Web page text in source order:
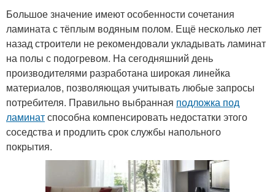
Большое значение имеют особенности сочетания
ламината с тёплым водяным полом. Ещё несколько лет
назад строители не рекомендовали укладывать ламинат
на полы с подогревом. На сегодняшний день
производителями разработана широкая линейка
материалов, позволяющая учитывать любые запросы
потребителя. Правильно выбранная подложка под
ламинатспособна компенсировать недостатки этого
соседства и продлить срок службы напольного
покрытия.